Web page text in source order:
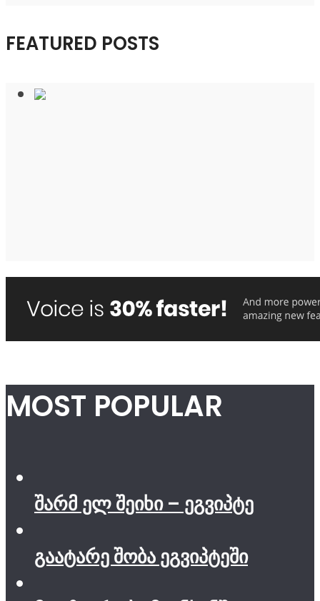
FEATURED POSTS
MOST POPULAR
შარმ ელ შეიხი – ეგვიპტე
გაატარე შობა ეგვიპტეში